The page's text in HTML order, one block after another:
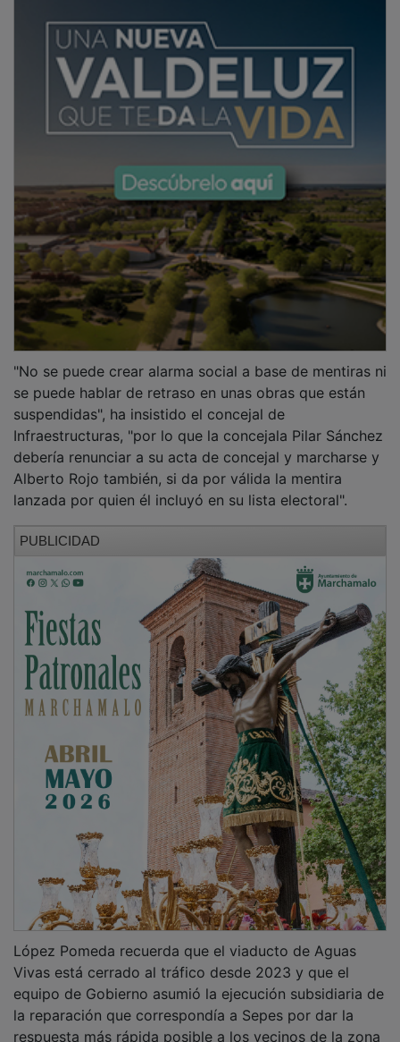
se puede hablar de retraso en unas obras que están
suspendidas", ha insistido el concejal de
Infraestructuras, "por lo que la concejala Pilar Sánchez
debería renunciar a su acta de concejal y marcharse y
Alberto Rojo también, si da por válida la mentira
lanzada por quien él incluyó en su lista electoral".
Vivas está cerrado al tráfico desde 2023 y que el
equipo de Gobierno asumió la ejecución subsidiaria de
la reparación que correspondía a Sepes por dar la
respuesta más rápida posible a los vecinos de la zona